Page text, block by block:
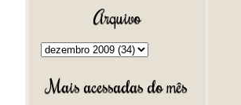
Arquivo
Mais acessadas do mês